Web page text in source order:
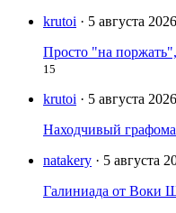
krutoi · 5 августа
Просто "на
15
krutoi · 5 августа
Находчивый
natakery · 5 августа
Галиниада от Воки